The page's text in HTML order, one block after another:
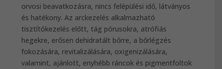
orvosi beavatkozásra, nincs felépülési idő, látványos
és hatékony. Az arckezelés alkalmazható
tisztítókezelés előtt, tág pórusokra, atrófiás
hegekre, erősen dehidratált bőrre, a bőrlégzés
fokozására, revitalizálására, oxigenizálására,
valamint, ajánlott, enyhébb ráncok és pigmentfoltok